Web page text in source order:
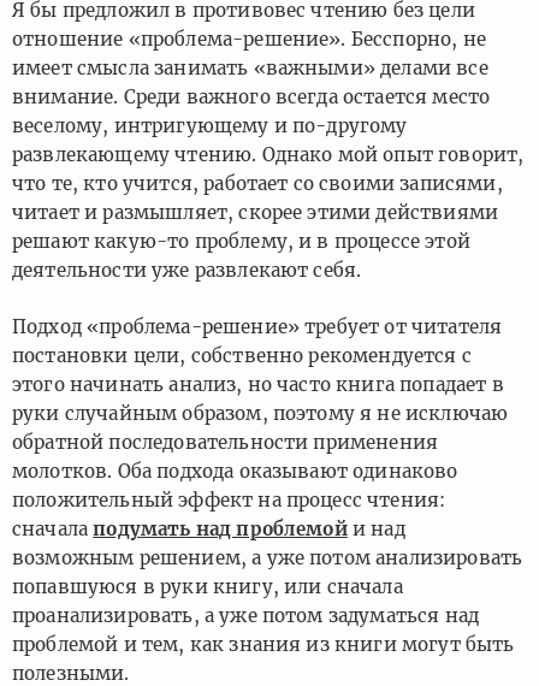
Я бы предложил в противовес чтению без цели
отношение «проблема-решение». Бесспорно, не
имеет смысла занимать «важными» делами все
внимание. Среди важного всегда остается место
веселому, интригующему и по-другому
развлекающему чтению. Однако мой опыт говорит,
что те, кто учится, работает со своими записями,
читает и размышляет, скорее этими действиями
решают какую-то проблему, и в процессе этой
деятельности уже развлекают себя.
Подход «проблема-решение» требует от читателя
постановки цели, собственно рекомендуется с
этого начинать анализ, но часто книга попадает в
руки случайным образом, поэтому я не исключаю
обратной последовательности применения
молотков. Оба подхода оказывают одинаково
положительный эффект на процесс чтения:
сначалаподумать над проблемойи над
возможным решением, а уже потом анализировать
попавшуюся в руки книгу, или сначала
проанализировать, а уже потом задуматься над
проблемой и тем, как знания из книги могут быть
полезными.